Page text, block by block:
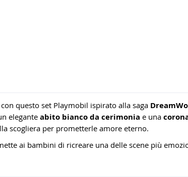
con questo set Playmobil ispirato alla saga
elegante abito bianco da cerimonia e una
scogliera per prometterle amore eterno.
ai bambini di ricreare una delle scene più